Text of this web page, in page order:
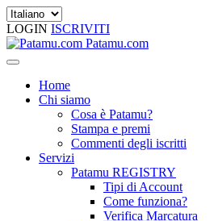
LOGIN ISCRIVITI
Patamu.com
Home
Chi siamo
Cosa è Patamu?
Stampa e premi
Commenti degli iscritti
Servizi
Patamu REGISTRY
Tipi di Account
Come funziona?
Verifica Marcatura